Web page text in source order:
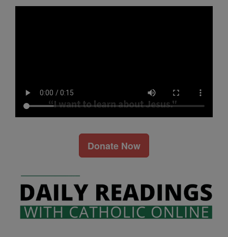
Donate Now